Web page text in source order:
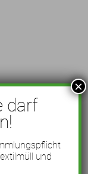
darf
und
×